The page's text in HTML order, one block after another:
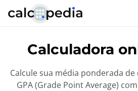
Calculadora
Calcule sua média ponderada
GPA (Grade Point Average)